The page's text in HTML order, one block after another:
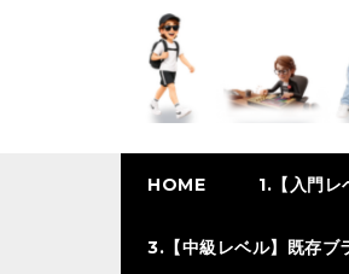
HOME 1.【入門レ
3.【中級レベル】既存ブ